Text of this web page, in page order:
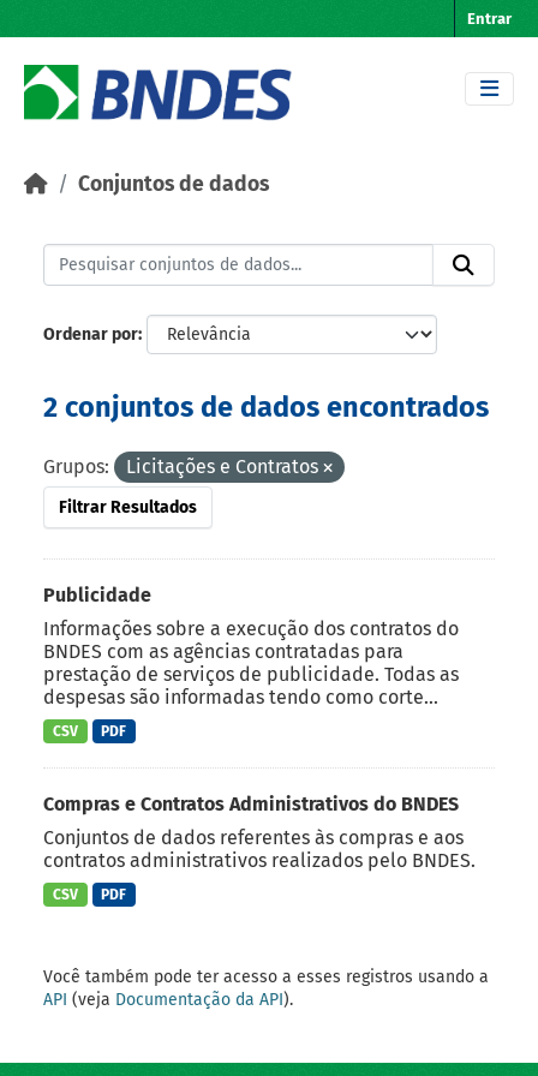
Entrar
Conjuntos de dados
Ordenar por
2 conjuntos de dados encontrados
Grupos: Licitações e Contratos
Filtrar Resultados
Publicidade
Informações sobre a execução dos contratos do
BNDES com as agências contratadas para
prestação de serviços de publicidade. Todas as
despesas são informadas tendo como corte...
CSV PDF
Compras e Contratos Administrativos do BNDES
Conjuntos de dados referentes às compras e aos
contratos administrativos realizados pelo BNDES.
CSV PDF
Você também pode ter acesso a esses registros usando a
API (veja Documentação da API).